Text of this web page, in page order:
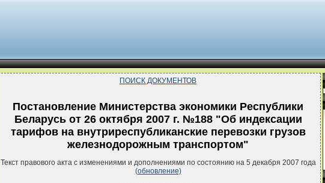
ПОИСК ДОКУМЕНТОВ
Постановление Министерства экономики Республики
Беларусь от 26 октября 2007 г. №188 "Об индексации
тарифов на внутриреспубликанские перевозки грузов
железнодорожным транспортом"
Текст правового акта с изменениями и дополнениями по состоянию на 5 декабря 2007 года
(обновление)